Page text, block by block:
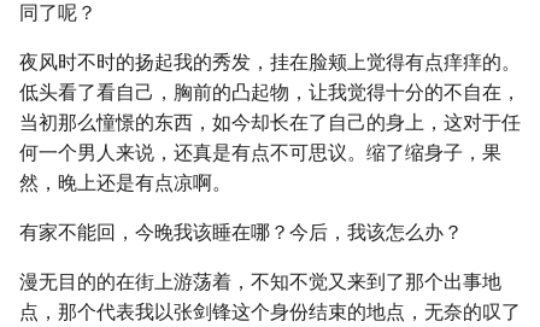
同了呢？
夜风时不时的扬起我的秀发，挂在脸颊上觉得有点痒痒的。
低头看了看自己，胸前的凸起物，让我觉得十分的不自在，
当初那么憧憬的东西，如今却长在了自己的身上，这对于任
何一个男人来说，还真是有点不可思议。缩了缩身子，果
然，晚上还是有点凉啊。
有家不能回，今晚我该睡在哪？今后，我该怎么办？
漫无目的的在街上游荡着，不知不觉又来到了那个出事地
点，那个代表我以张剑锋这个身份结束的地点，无奈的叹了